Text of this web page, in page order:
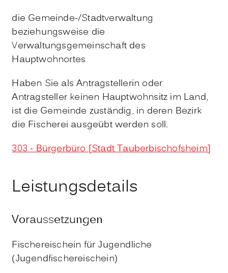
die Gemeinde-/Stadtverwaltung
beziehungsweise die
Verwaltungsgemeinschaft des
Hauptwohnortes
Haben Sie als Antragstellerin oder
Antragsteller keinen Hauptwohnsitz im Land,
ist die Gemeinde zuständig, in deren Bezirk
die Fischerei ausgeübt werden soll.
303 - Bürgerbüro [Stadt Tauberbischofsheim]
Leistungsdetails
Voraussetzungen
Fischereischein für Jugendliche
(Jugendfischereischein)